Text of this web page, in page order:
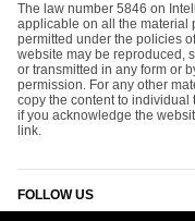
The law number 5846 on
applicable on all the material
permitted under the policies
website may be reproduced,
or transmitted in any form or
permission. For any other
copy the content to
if you acknowledge the
link.
FOLLOW US